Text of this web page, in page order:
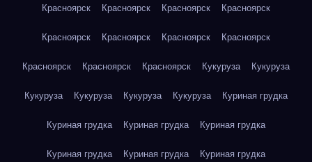
Красноярск Красноярск Красноярск Красноярск
Красноярск Красноярск Красноярск Красноярск
Красноярск Красноярск Красноярск Кукуруза Кукуруза
Кукуруза Кукуруза Кукуруза Кукуруза Куриная грудка
Куриная грудка Куриная грудка Куриная грудка
Куриная грудка Куриная грудка Куриная грудка